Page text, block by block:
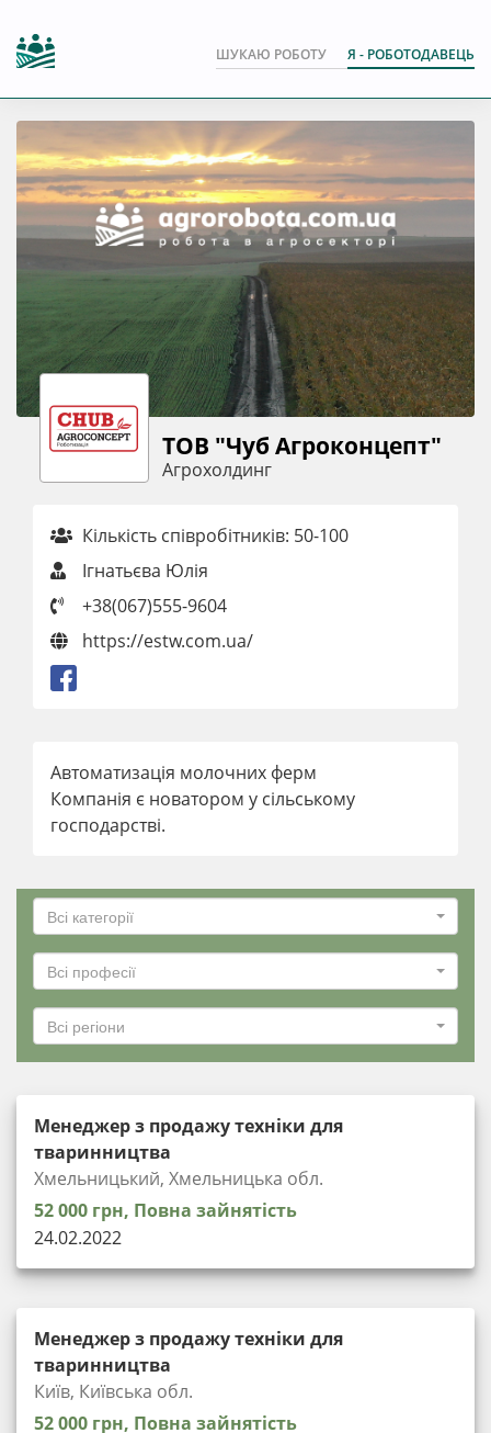
ШУКАЮ РОБОТУ Я - РОБОТОДАВЕЦЬ
ТОВ "Чуб Агроконцепт"
Агрохолдинг
Кількість співробітників: 50-100
Ігнатьєва Юлія
+38(067)555-9604
https://estw.com.ua/
Автоматизація молочних ферм
Компанія є новатором у сільському
господарстві.
Всі категорії
Всі професії
Всі регіони
Менеджер з продажу техніки для
тваринництва
Хмельницький, Хмельницька обл.
52 000 грн, Повна зайнятість
24.02.2022
Менеджер з продажу техніки для
тваринництва
Київ, Київська обл.
52 000 грн, Повна зайнятість